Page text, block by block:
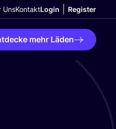
UnsKontaktLogin Register
mehr Läden